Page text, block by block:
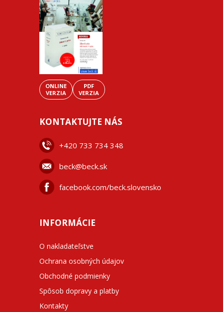
ONLINE
VERZIA
PDF
VERZIA
KONTAKTUJTE NÁS
+420 733 734 348
beck@beck.sk
facebook.com/beck.slovensko
INFORMÁCIE
O nakladateľstve
Ochrana osobných údajov
Obchodné podmienky
Spôsob dopravy a platby
Kontakty